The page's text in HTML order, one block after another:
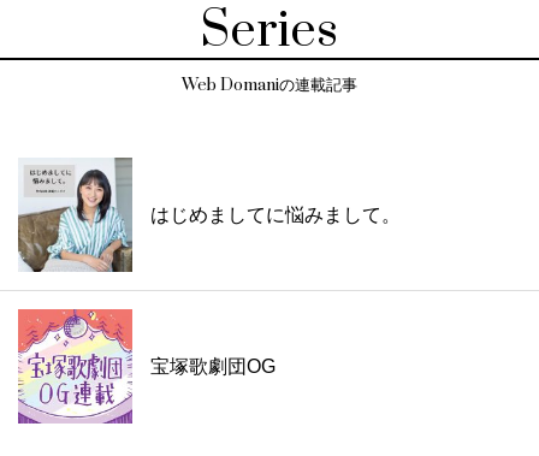
Series
Web Domaniの連載記事
はじめましてに悩みまして。
宝塚歌劇団OG